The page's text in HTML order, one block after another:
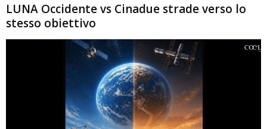
LUNA Occidente vs Cinadue strade verso lo
stesso obiettivo